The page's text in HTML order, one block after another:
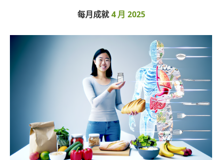
每月成就4 月 2025